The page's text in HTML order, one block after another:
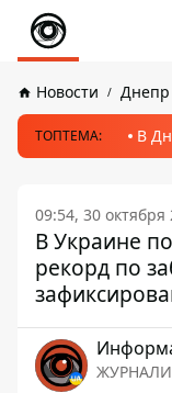
Новости Днепр
ТОПТЕМА: В
09:54, 30 октября
В Украине
рекорд по